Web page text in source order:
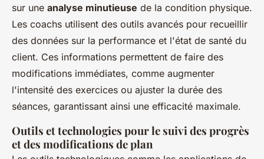
sur une analyse minutieuse de la condition physique.
Les coachs utilisent des outils avancés pour recueillir
des données sur la performance et l'état de santé du
client. Ces informations permettent de faire des
modifications immédiates, comme augmenter
l'intensité des exercices ou ajuster la durée des
séances, garantissant ainsi une efficacité maximale.
Outils et technologies pour le suivi des progrès
et des modifications de plan